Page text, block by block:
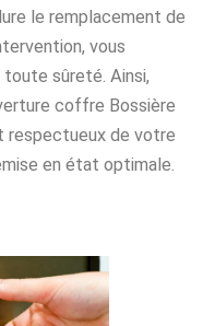
le remplacement de
vous
toute sûreté. Ainsi,
coffre Bossière
respectueux de votre
en état optimale.